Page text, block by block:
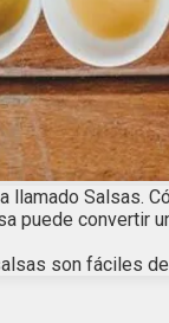
llamado Salsas.
puede convertir
son fáciles de